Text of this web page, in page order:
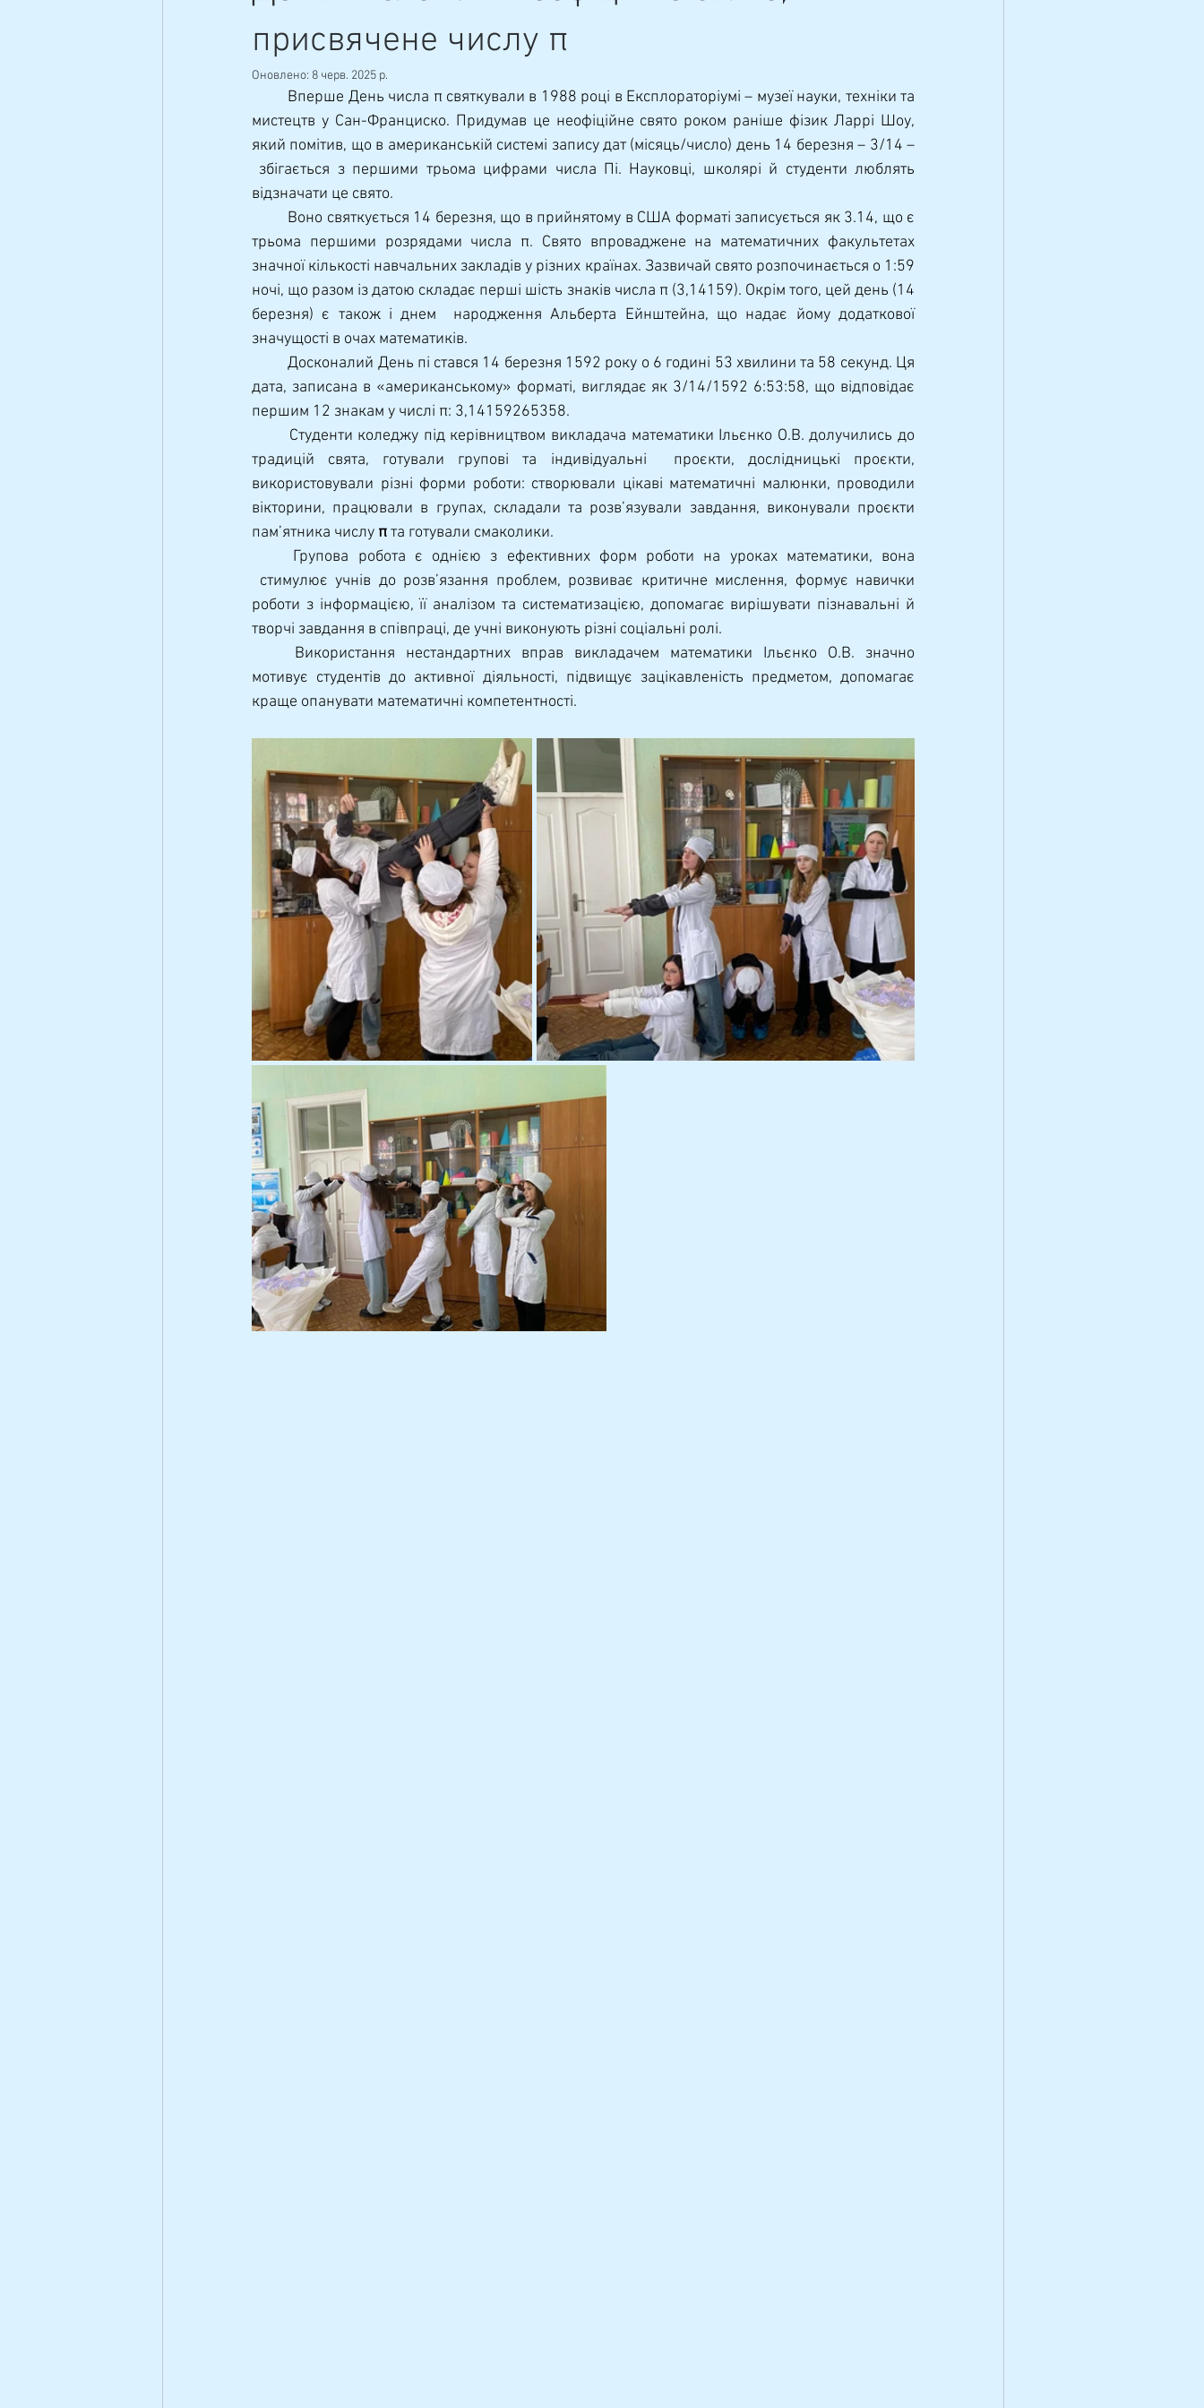
присвячене числу π
Оновлено: 8 черв. 2025 р.
мистецтв у Сан-Франциско. Придумав це неофіційне свято роком раніше фізик Ларрі Шоу,
який помітив, що в американській системі запису дат (місяць/число) день 14 березня – 3/14 –
збігається з першими трьома цифрами числа Пі. Науковці, школярі й студенти люблять
відзначати це свято.
трьома першими розрядами числа π. Свято впроваджене на математичних факультетах
значної кількості навчальних закладів у різних країнах. Зазвичай свято розпочинається о 1:59
ночі, що разом із датою складає перші шість знаків числа π (3,14159). Окрім того, цей день (14
березня) є також і днем  народження Альберта Ейнштейна, що надає йому додаткової
значущості в очах математиків.
	Досконалий День пі стався 14 березня 1592 року о 6 годині 53 хвилини та 58 секунд. Ця
дата, записана в «американському» форматі, виглядає як 3/14/1592 6:53:58, що відповідає
першим 12 знакам у числі π: 3,14159265358.
традицій свята, готували групові та індивідуальні  проєкти, дослідницькі проєкти,
використовували різні форми роботи: створювали цікаві математичні малюнки, проводили
вікторини, працювали в групах, складали та розв’язували завдання, виконували проєкти
пам’ятника числу π та готували смаколики.
стимулює учнів до розв’язання проблем, розвиває критичне мислення, формує навички
роботи з інформацією, її аналізом та систематизацією, допомагає вирішувати пізнавальні й
творчі завдання в співпраці, де учні виконують різні соціальні ролі.
мотивує студентів до активної діяльності, підвищує зацікавленість предметом, допомагає
краще опанувати математичні компетентності.